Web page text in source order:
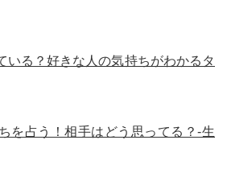
いる？好きな人の気持ちがわかるタ
を占う！相手はどう思ってる？-生